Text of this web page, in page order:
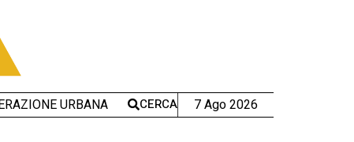
URBANA CERCA 7 Ago 2026